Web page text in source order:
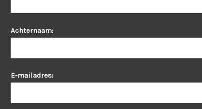
Achternaam:
E-mailadres: